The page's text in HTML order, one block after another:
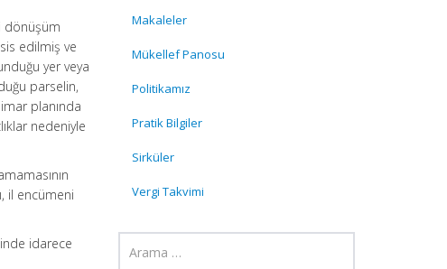
dönüşüm
edilmiş ve
yer veya
parselin,
planında
nedeniyle
il encümeni
idarece
Makaleler
Mükellef Panosu
Politikamız
Pratik Bilgiler
Sirküler
Vergi Takvimi